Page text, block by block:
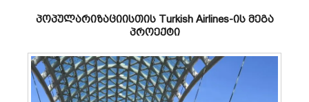
პოპულარიზაციისთის Turkish Airlines-ის მეგა
პროექტი